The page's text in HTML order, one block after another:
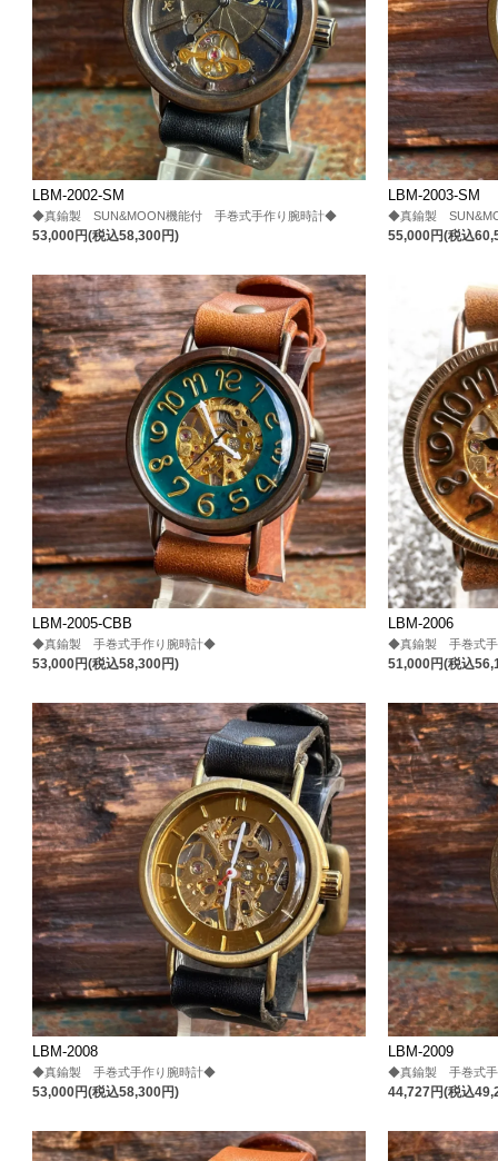
LBM-2002-SM
◆真鍮製 SUN&MOON機能付 手巻式手作り腕時計◆
53,000円(税込58,300円)
LBM-2003-SM
◆真鍮製
55,000円(税込
LBM-2005-CBB
◆真鍮製 手巻式手作り腕時計◆
53,000円(税込58,300円)
LBM-2006
◆真鍮製 手巻式
51,000円(税込
LBM-2008
◆真鍮製 手巻式手作り腕時計◆
53,000円(税込58,300円)
LBM-2009
◆真鍮製 手巻式
44,727円(税込